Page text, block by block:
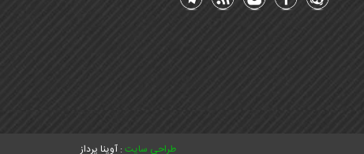
طراحی سایت : آوینا پرداز